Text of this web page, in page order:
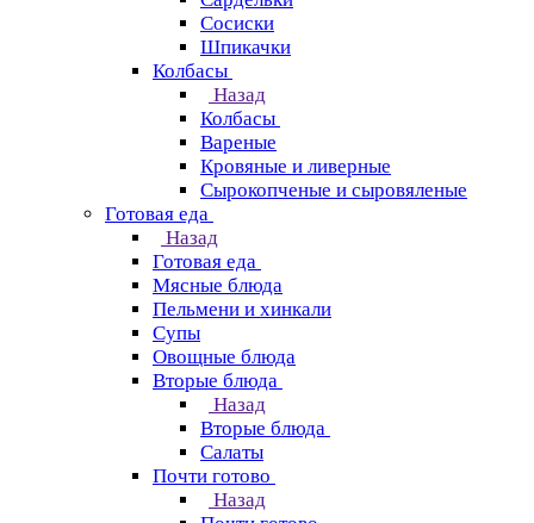
Сосиски
Шпикачки
Колбасы
Назад
Колбасы
Вареные
Кровяные и ливерные
Сырокопченые и сыровяленые
Готовая еда
Назад
Готовая еда
Мясные блюда
Пельмени и хинкали
Супы
Овощные блюда
Вторые блюда
Назад
Вторые блюда
Салаты
Почти готово
Назад